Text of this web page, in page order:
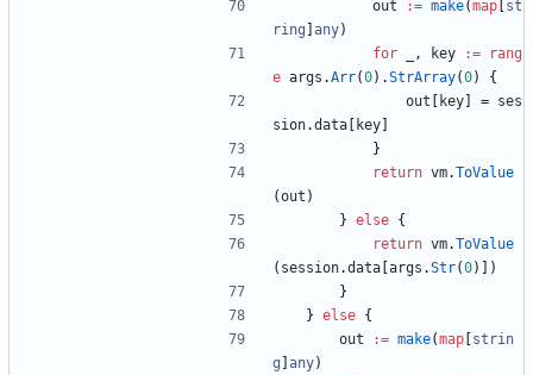
out
:= make(map st
ring any)
for
, key :=
rang
e args .Arr(0) .StrArray(0)
{
out
key = ses
sion.data key
}
return vm.ToValue
(out )
} else {
return vm.ToValue
( session.data args .Str(0)
)
}
} else {
out
:= make(map strin
g any)